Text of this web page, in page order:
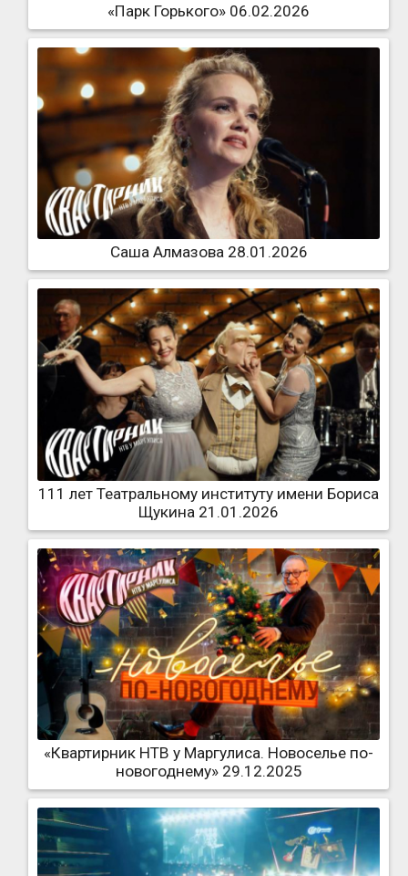
«Парк Горького» 06.02.2026
Саша Алмазова 28.01.2026
111 лет Театральному институту имени Бориса
Щукина 21.01.2026
«Квартирник НТВ у Маргулиса. Новоселье по-
новогоднему» 29.12.2025